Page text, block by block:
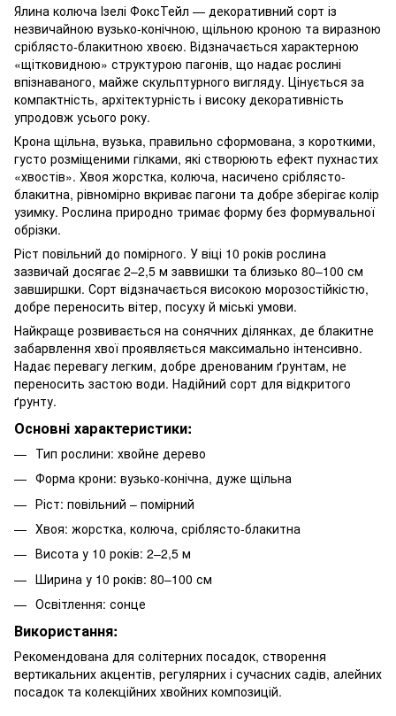
Ялина колюча Ізелі ФоксТейл — декоративний сорт із
незвичайною вузько-конічною, щільною кроною та виразною
сріблясто-блакитною хвоєю. Відзначається характерною
«щітковидною» структурою пагонів, що надає рослині
впізнаваного, майже скульптурного вигляду. Цінується за
компактність, архітектурність і високу декоративність
упродовж усього року.
Крона щільна, вузька, правильно сформована, з короткими,
густо розміщеними гілками, які створюють ефект пухнастих
«хвостів». Хвоя жорстка, колюча, насичено сріблясто-
блакитна, рівномірно вкриває пагони та добре зберігає колір
узимку. Рослина природно тримає форму без формувальної
обрізки.
Ріст повільний до помірного. У віці 10 років рослина
зазвичай досягає 2–2,5 м заввишки та близько 80–100 см
завширшки. Сорт відзначається високою морозостійкістю,
добре переносить вітер, посуху й міські умови.
Найкраще розвивається на сонячних ділянках, де блакитне
забарвлення хвої проявляється максимально інтенсивно.
Надає перевагу легким, добре дренованим ґрунтам, не
переносить застою води. Надійний сорт для відкритого
ґрунту.
Основні характеристики:
Тип рослини: хвойне дерево
Форма крони: вузько-конічна, дуже щільна
Ріст: повільний – помірний
Хвоя: жорстка, колюча, сріблясто-блакитна
Висота у 10 років: 2–2,5 м
Ширина у 10 років: 80–100 см
Освітлення: сонце
Використання:
Рекомендована для солітерних посадок, створення
вертикальних акцентів, регулярних і сучасних садів, алейних
посадок та колекційних хвойних композицій.